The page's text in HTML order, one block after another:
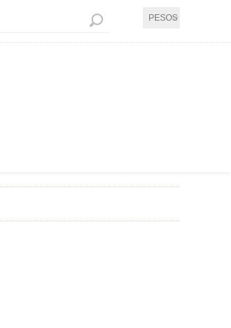
PESOS UY